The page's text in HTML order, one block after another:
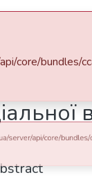
ЕПФ
server/api/core/